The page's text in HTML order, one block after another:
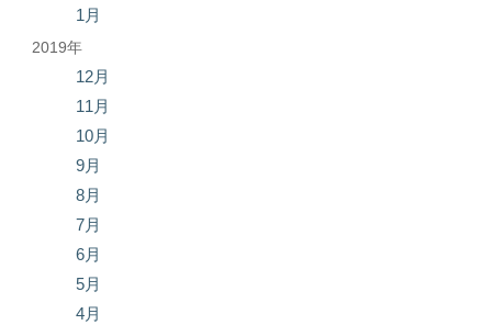
1月
2019年
12月
11月
10月
9月
8月
7月
6月
5月
4月